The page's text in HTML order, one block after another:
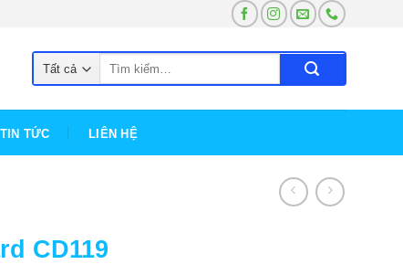
TIN TỨC LIÊN HỆ
CD119